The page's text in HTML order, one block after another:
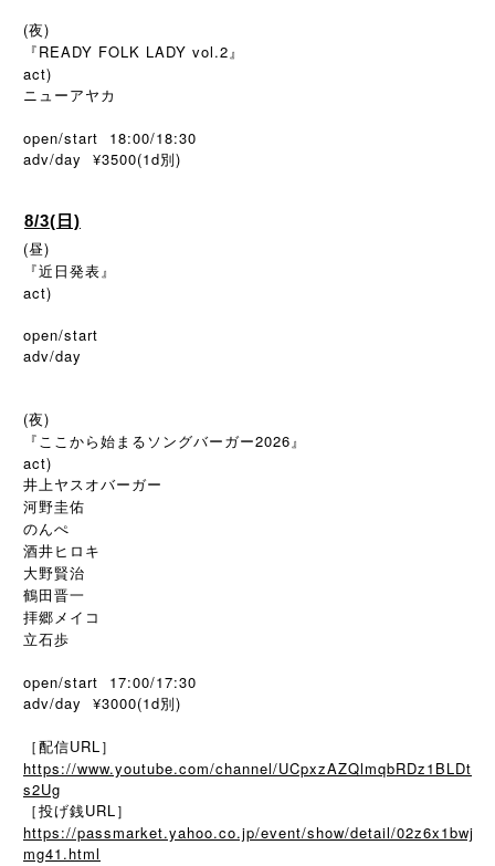
(夜)
『READY FOLK LADY vol.2』
act)
ニューアヤカ
open/start 18:00/18:30
adv/day ¥3500(1d別 )
8/3(日)
(昼)
『近日発表』
act)
open/start
adv/day
(夜)
『ここから始まるソングバーガー2026』
act)
井上ヤスオバーガー
河野圭佑
のんぺ
酒井ヒロキ
大野賢治
鶴田晋一
拝郷メイコ
立石歩
open/start 17:00/17:30
adv/day ¥3000(1d別)
［配信URL］
https://www.youtube.com/channel/UCpxzAZQlmqbRDz1BLDt
s2Ug
［投げ銭URL］
https://passmarket.yahoo.co.jp/event/show/detail/02z6x1bwj
mg41.html